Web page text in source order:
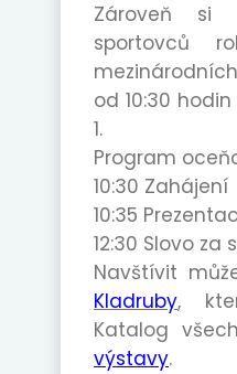
Zároveň si
sportovců
od 10:30
1.
Program
10:30 Zahájení
10:35
12:30 Slovo za
Navštívit
Kladruby,
Katalog
výstavy.